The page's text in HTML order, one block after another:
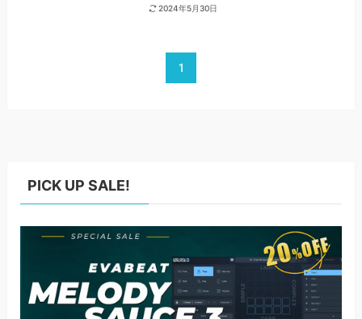
2024年5月30日
1
PICK UP SALE!